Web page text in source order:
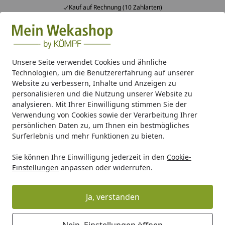
Unsere Seite verwendet Cookies und ähnliche
Technologien, um die Benutzererfahrung auf unserer
Website zu verbessern, Inhalte und Anzeigen zu
personalisieren und die Nutzung unserer Website zu
analysieren. Mit Ihrer Einwilligung stimmen Sie der
Verwendung von Cookies sowie der Verarbeitung Ihrer
persönlichen Daten zu, um Ihnen ein bestmögliches
Surferlebnis und mehr Funktionen zu bieten.
Sie können Ihre Einwilligung jederzeit in den Cookie-
Einstellungen anpassen oder widerrufen.
Ja, verstanden
Kauf auf Rechnung (10 Zahlarten)
Alle Produkte
Mein Konto
Suchen
Startseite
Wellness Wellness Zubehör Weka Zusatzfenster für
Weka Zusatzfenster für Fasssauna
198 - 40 x 80 cm